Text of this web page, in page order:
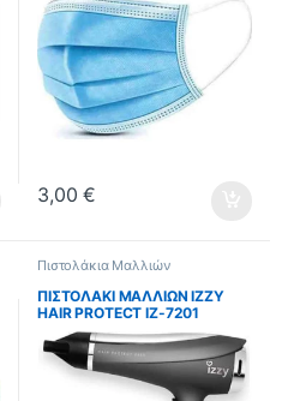
3,00€
Πιστολάκια Μαλλιών
ΠΙΣΤΟΛΑΚΙ ΜΑΛΛΙΩΝ IZZY
HAIR PROTECT IZ-7201
2350W 223950 ΕΩΣ 12
ΔΟΣΕΙΣ